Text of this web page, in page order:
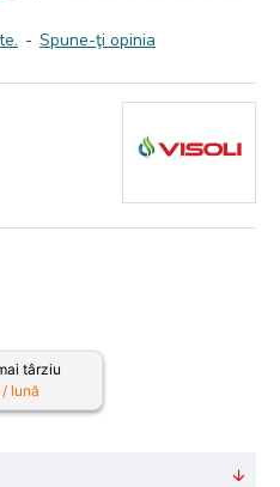
- Spune-ţi opinia
târziu
lună